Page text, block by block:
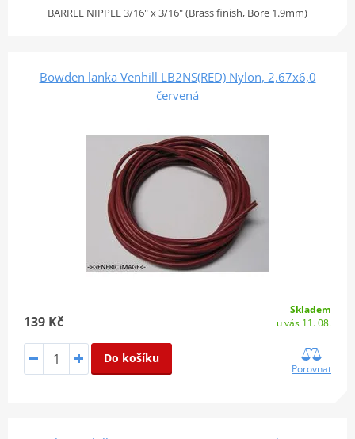
BARREL NIPPLE 3/16" x 3/16" (Brass finish, Bore 1.9mm)
Bowden lanka Venhill LB2NS(RED) Nylon, 2,67x6,0
červená
139 Kč
Skladem
u vás 11. 08.
Do košíku
Porovnat